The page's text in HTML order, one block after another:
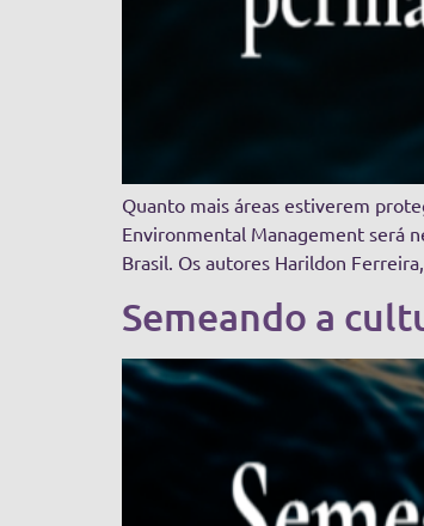
Quanto mais áreas estiverem
Environmental Management será
Brasil. Os autores Harildon
Semeando a